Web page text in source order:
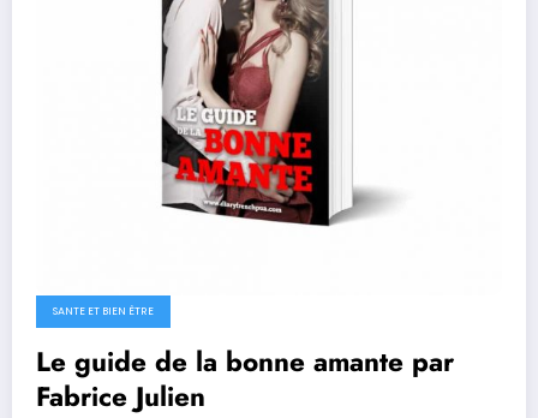
SANTE ET BIEN ÊTRE
Le guide de la bonne amante par
Fabrice Julien